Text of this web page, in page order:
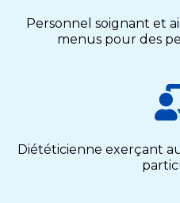
Personnel soignant et
menus pour des
Diététicienne exerçant